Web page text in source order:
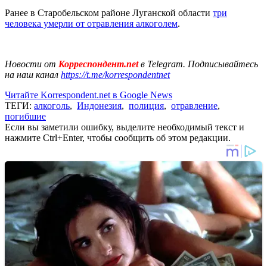
Ранее в Старобельском районе Луганской области три
человека умерли от отравления алкоголем.
Новости от Корреспондент.netв Telegram. Подписывайтесь
на наш канал https://t.me/korrespondentnet
Читайте Korrespondent.net в Google News
ТЕГИ: алкоголь, Индонезия, полиция, отравление,
погибшие
Если вы заметили ошибку, выделите необходимый текст и
нажмите Ctrl+Enter, чтобы сообщить об этом редакции.